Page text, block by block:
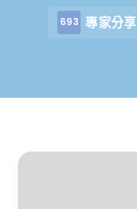
693 專家分享